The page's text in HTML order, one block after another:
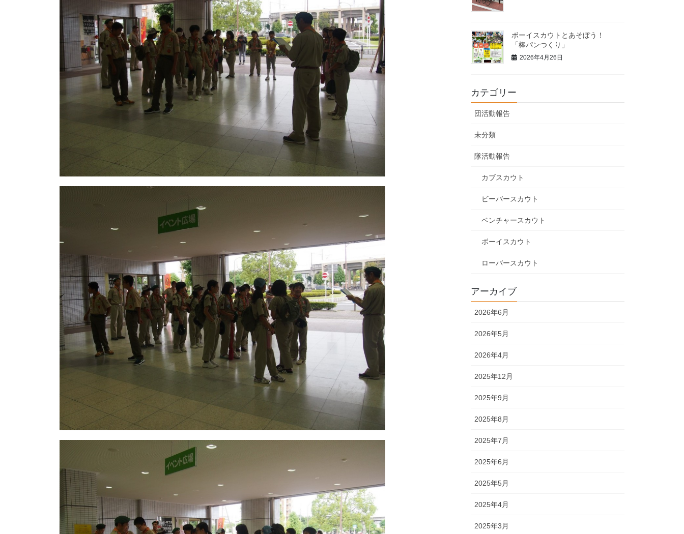
ボーイスカウトとあそぼう！
「棒パンつくり」
2026年4月26日
カテゴリー
団活動報告
未分類
隊活動報告
カブスカウト
ビーバースカウト
ベンチャースカウト
ボーイスカウト
ローバースカウト
アーカイブ
2026年6月
2026年5月
2026年4月
2025年12月
2025年9月
2025年8月
2025年7月
2025年6月
2025年5月
2025年4月
2025年3月